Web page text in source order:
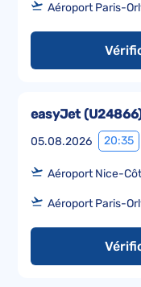
Aéroport Paris-
05.08.2026 20:35
easyJet(U24866
Aéroport Nice-
Aéroport Paris-